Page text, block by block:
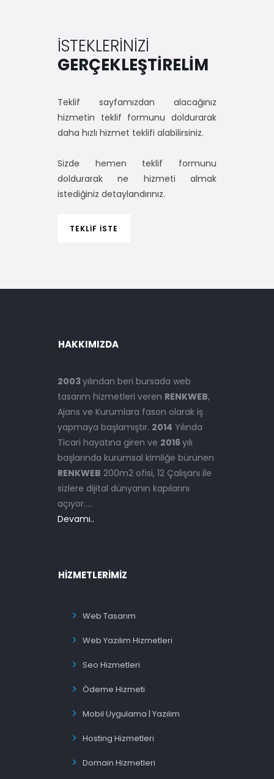
İSTEKLERİNİZİ
GERÇEKLEŞTİRELİM
Teklif sayfamızdan alacağınız
hizmetin teklif formunu doldurarak
daha hızlı hizmet teklifi alabilirsiniz.
Sizde hemen teklif formunu
doldurarak ne hizmeti almak
istediğiniz detaylandırınız.
TEKLİF İSTE
HAKKIMIZDA
2003yılından beri bursada web
tasarım hizmetleri veren RENKWEB,
Ajans ve Kurumlara fason olarak iş
yapmaya başlamıştır. 2014 Yılında
Ticari hayatına giren ve 2016yılı
başlarında kurumsal kimliğe bürünen
RENKWEB 200m2 ofisi, 12 Çalışanı ile
sizlere dijital dünyanın kapılarını
açıyor.....
Devamı..
HIZMETLERIMIZ
Web Tasarım
Web Yazılım Hizmetleri
Seo Hizmetleri
Ödeme Hizmeti
Mobil Uygulama | Yazılım
Hosting Hizmetleri
Domain Hizmetleri